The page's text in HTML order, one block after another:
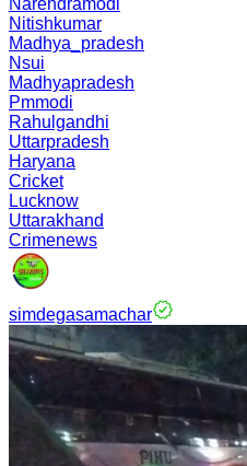
Narendramodi
Nitishkumar
Madhya_pradesh
Nsui
Madhyapradesh
Pmmodi
Rahulgandhi
Uttarpradesh
Haryana
Cricket
Lucknow
Uttarakhand
Crimenews
simdegasamachar